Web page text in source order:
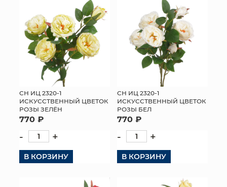
СН ИЦ 2320-1
ИСКУССТВЕННЫЙ ЦВЕТОК
РОЗЫ ЗЕЛЁН
770 ₽
- +
В КОРЗИНУ
СН ИЦ 2320-1
ИСКУССТВЕННЫЙ ЦВЕТОК
РОЗЫ БЕЛ
770 ₽
- +
В КОРЗИНУ